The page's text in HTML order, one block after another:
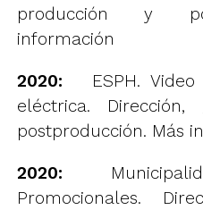
producción y
información
2020: ESPH.
eléctrica.
postproducción. Más
2020:
Promocionales.